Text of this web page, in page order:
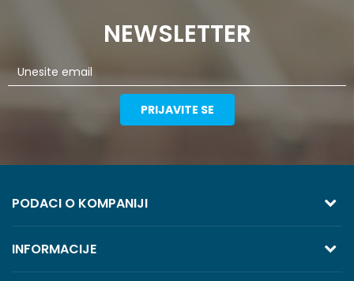
NEWSLETTER
PRIJAVITE SE
PODACI O KOMPANIJI
INFORMACIJE